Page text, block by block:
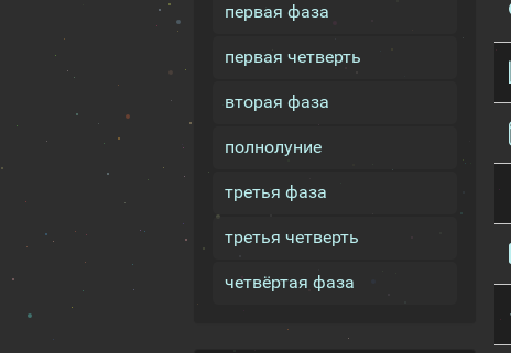
первая фаза
первая четверть
вторая фаза
полнолуние
третья фаза
третья четверть
четвёртая фаза